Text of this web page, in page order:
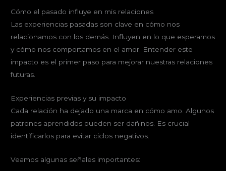
Cómo el pasado influye en mis relaciones
Las experiencias pasadas son clave en cómo nos
relacionamos con los demás. Influyen en lo que esperamos
y cómo nos comportamos en el amor. Entender este
impacto es el primer paso para mejorar nuestras relaciones
futuras.
Experiencias previas y su impacto
Cada relación ha dejado una marca en cómo amo. Algunos
patrones aprendidos pueden ser dañinos. Es crucial
identificarlos para evitar ciclos negativos.
Veamos algunas señales importantes: